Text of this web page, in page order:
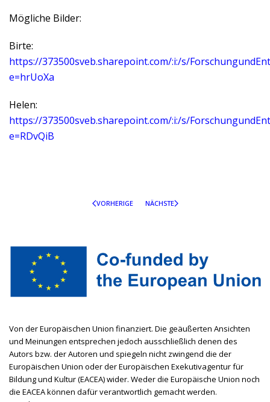
Mögliche Bilder:
Birte:
https://373500sveb.sharepoint.com/:i:/s/
e=hrUoXa
Helen:
https://373500sveb.sharepoint.com/:i:/s/
e=RDvQiB
VORHERIGE NÄCHSTE
Von der Europäischen Union finanziert. Die geäußerten Ansichten
und Meinungen entsprechen jedoch ausschließlich denen des
Autors bzw. der Autoren und spiegeln nicht zwingend die der
Europäischen Union oder der Europäischen Exekutivagentur für
Bildung und Kultur (EACEA) wider. Weder die Europäische Union noch
die EACEA können dafür verantwortlich gemacht werden.